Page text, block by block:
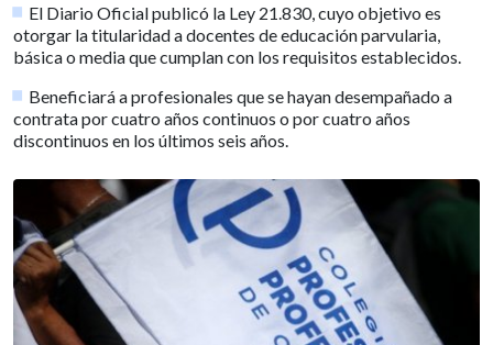
El Diario Oficial publicó la Ley 21.830, cuyo objetivo es
otorgar la titularidad a docentes de educación parvularia,
básica o media que cumplan con los requisitos establecidos.
Beneficiará a profesionales que se hayan desempañado a
contrata por cuatro años continuos o por cuatro años
discontinuos en los últimos seis años.